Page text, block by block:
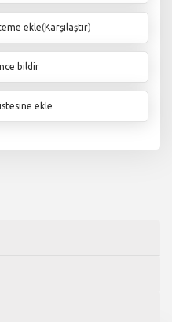
ekle( Karşılaştır)
bildir
ekle